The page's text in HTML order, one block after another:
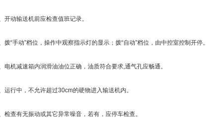
动输送机前应检查值班记录。
“手动”档位，操作中观察指示灯的显示；拨“自动”档位，由中控室控制开停。
机减速箱内润滑油油位正确，油质符合要求,通气孔应畅通。
行中，不允许超过30cm的硬物进入输送机内。
查有无振动或其它异常噪音，若有，应停车检查。